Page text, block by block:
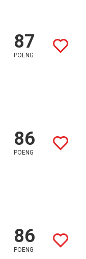
87
POENG
86
POENG
86
POENG